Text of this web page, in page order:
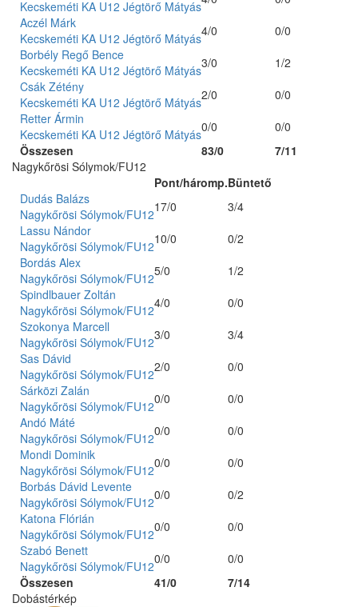
Összesen 83/0 7/11
Kecskeméti KA U12 Jégtörő Mátyás
Aczél Márk
Kecskeméti KA U12 Jégtörő Mátyás4/0
0/0
Borbély Regő Bence
Kecskeméti KA U12 Jégtörő Mátyás3/0
1/2
Csák Zétény
Kecskeméti KA U12 Jégtörő Mátyás2/0
0/0
Retter Ármin
Kecskeméti KA U12 Jégtörő Mátyás0/0 0/0
Nagykőrösi Sólymok/FU12
Pont/háromp.Büntető
Összesen 41/0 7/14
Dudás Balázs
Nagykőrösi Sólymok/FU1217/0
3/4
Lassu Nándor
Nagykőrösi Sólymok/FU1210/0
0/2
Bordás Alex
Nagykőrösi Sólymok/FU125/0
1/2
Spindlbauer Zoltán
Nagykőrösi Sólymok/FU124/0
0/0
Szokonya Marcell
Nagykőrösi Sólymok/FU123/0
3/4
Sas Dávid
Nagykőrösi Sólymok/FU122/0
0/0
Sárközi Zalán
Nagykőrösi Sólymok/FU120/0
0/0
Andó Máté
Nagykőrösi Sólymok/FU120/0
0/0
Mondi Dominik
Nagykőrösi Sólymok/FU120/0
0/0
Borbás Dávid Levente
Nagykőrösi Sólymok/FU120/0
0/2
Katona Flórián
Nagykőrösi Sólymok/FU120/0
0/0
Szabó Benett
Nagykőrösi Sólymok/FU120/0 0/0
Dobástérkép